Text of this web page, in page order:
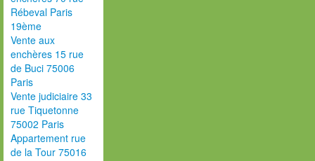
Rébeval Paris
19ème
Vente aux
enchères 15 rue
de Buci 75006
Paris
Vente judiciaire 33
rue Tiquetonne
75002 Paris
Appartement rue
de la Tour 75016